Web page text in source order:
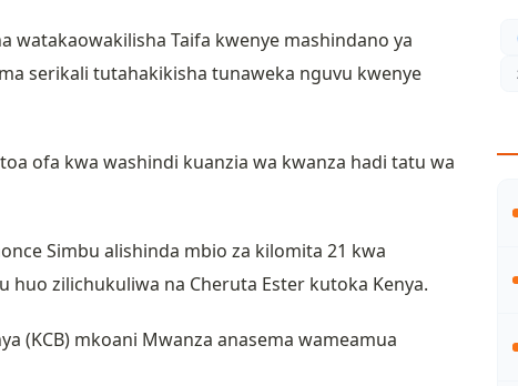
watakaowakilisha Taifa kwenye mashindano ya
serikali tutahakikisha tunaweka nguvu kwenye
ofa kwa washindi kuanzia wa kwanza hadi tatu wa
Simbu alishinda mbio za kilomita 21 kwa
zilichukuliwa na Cheruta Ester kutoka Kenya.
(KCB) mkoani Mwanza anasema wameamua